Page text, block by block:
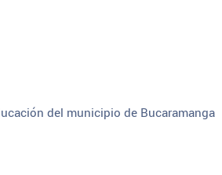
del municipio de Bucaramanga